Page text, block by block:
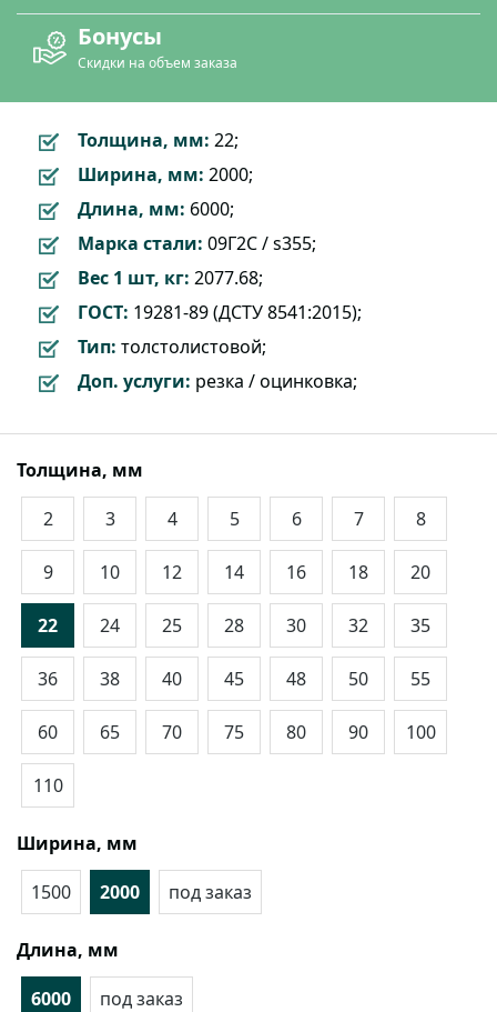
Бонусы
Скидки на объем заказа
Толщина, мм: 22;
Ширина, мм: 2000;
Длина, мм: 6000;
Марка стали: 09Г2С / s355;
Вес 1 шт, кг: 2077.68;
ГОСТ: 19281-89 (ДСТУ 8541:2015);
Тип: толстолистовой;
Доп. услуги: резка / оцинковка;
Толщина, мм
2
3 4 5 6 7 8
9 10 12 14 16 18 20
22 24 25 28 30 32 35
36 38 40 45 48 50 55
60 65 70 75 80 90 100
110
Ширина, мм
1500
2000 под заказ
Длина, мм
6000
под заказ